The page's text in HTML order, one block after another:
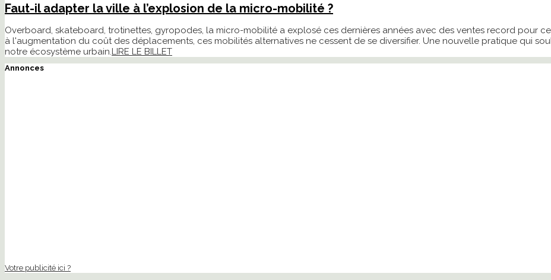
Faut-il adapter la ville à l’explosion de la micro-mobilité ?
Overboard, skateboard, trotinettes, gyropodes, la micro-mobilité a explosé ces dernières années avec des ventes record pour
à l'augmentation du coût des déplacements, ces mobilités alternatives ne cessent de se diversifier. Une nouvelle pratique qui
notre écosystème urbain.LIRE LE BILLET
Annonces
Votre publicité ici ?